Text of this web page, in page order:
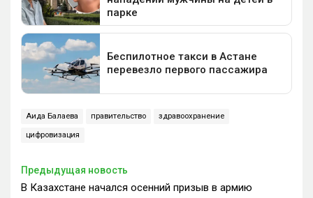
Аида Балаева правительство здравоохранение
цифровизация
Предыдущая новость
В Казахстане начался осенний призыв в армию